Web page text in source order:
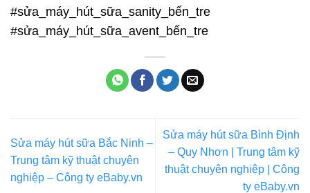
#sửa_máy_hút_sữa_sanity_bến_tre
#sửa_máy_hút_sữa_avent_bến_tre
Sửa máy hút sữa Bắc Ninh –
Trung tâm kỹ thuật chuyên
nghiệp – Công ty eBaby.vn
Sửa máy hút sữa Bình Định
– Quy Nhơn | Trung tâm kỹ
thuật chuyên nghiệp | Công
ty eBaby.vn